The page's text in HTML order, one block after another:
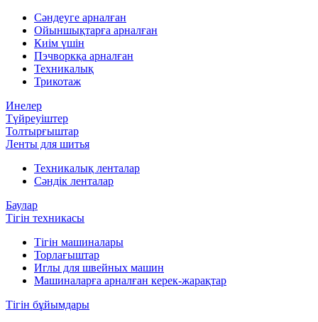
Сәндеуге арналған
Ойыншықтарға арналған
Киім үшін
Пэчворкқа арналған
Техникалық
Трикотаж
Инелер
Түйреуіштер
Толтырғыштар
Ленты для шитья
Техникалық ленталар
Сәндік ленталар
Баулар
Тігін техникасы
Тігін машиналары
Торлағыштар
Иглы для швейных машин
Машиналарға арналған керек-жарақтар
Тігін бұйымдары